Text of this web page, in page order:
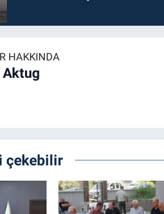
HAKKINDA
Aktug
çekebilir